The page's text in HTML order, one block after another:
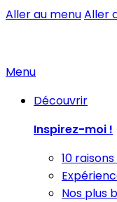
Aller au menuAller
Menu
Découvrir
Inspirez-moi !
10
Nos plus